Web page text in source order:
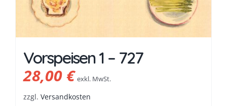
Vorspeisen 1 – 727
28,00€ exkl. MwSt.
zzgl. Versandkosten